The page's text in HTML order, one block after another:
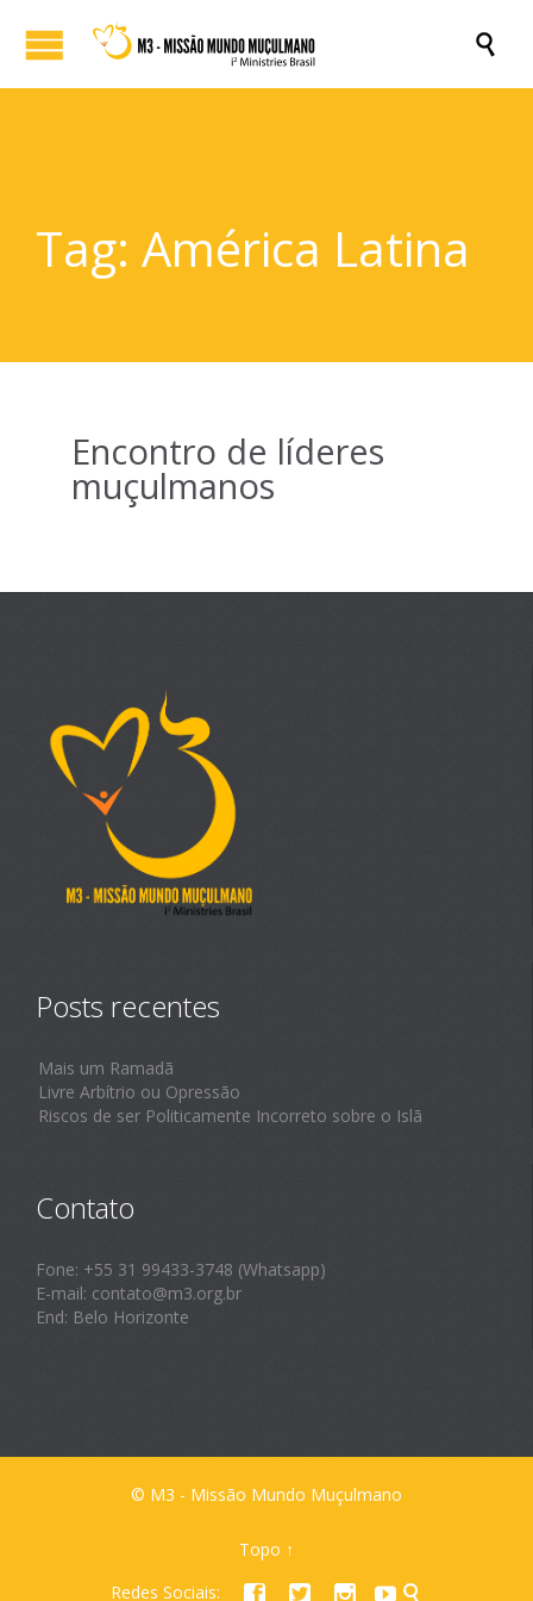

Tag: América Latina
Encontro de líderes
muçulmanos
Posts recentes
Mais um Ramadã
Livre Arbítrio ou Opressão
Riscos de ser Politicamente Incorreto sobre o Islã
Contato
Fone: +55 31 99433-3748 (Whatsapp)
E-mail: contato@m3.org.br
End: Belo Horizonte
© M3 - Missão Mundo Muçulmano
Topo ↑
Redes Sociais:     